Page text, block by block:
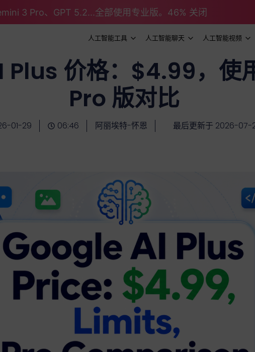
3 Pro、GPT 5.2...全部使用专业版。46% 关闭
人工智能工具 人工智能聊天 人工智能视频
价格：$4.99，使
Pro 版对比
01-29 06:46 阿丽埃特-怀恩 最后更新于 2026-07-